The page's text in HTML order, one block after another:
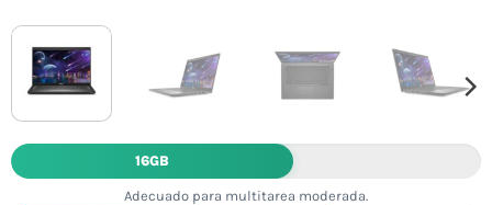
16GB
Adecuado para multitarea moderada.